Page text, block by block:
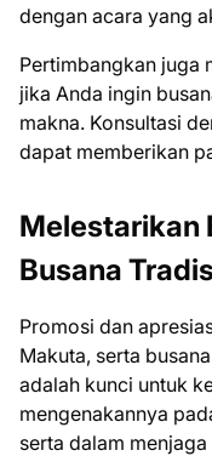
dengan acara yang
Pertimbangkan juga
jika Anda ingin
makna. Konsultasi
dapat memberikan
Melestarikan
Busana
Promosi dan
Makuta, serta
adalah kunci untuk
mengenakannya
serta dalam